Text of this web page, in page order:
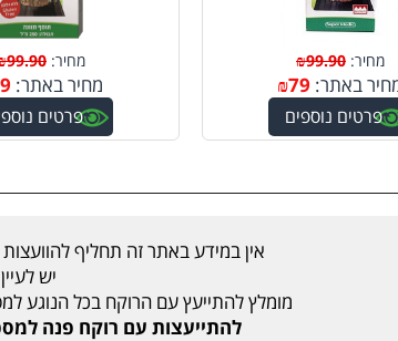
מחיר: ₪99.90
באתר: ₪79
פרטים נוספים
מחיר: 99.90
מחיר באתר:
פרטים
אין במידע באתר זה תחליף
יש
מומלץ להתייעץ עם הרוקח בכל הנוגע
להתייעצות עם רוקח פנה